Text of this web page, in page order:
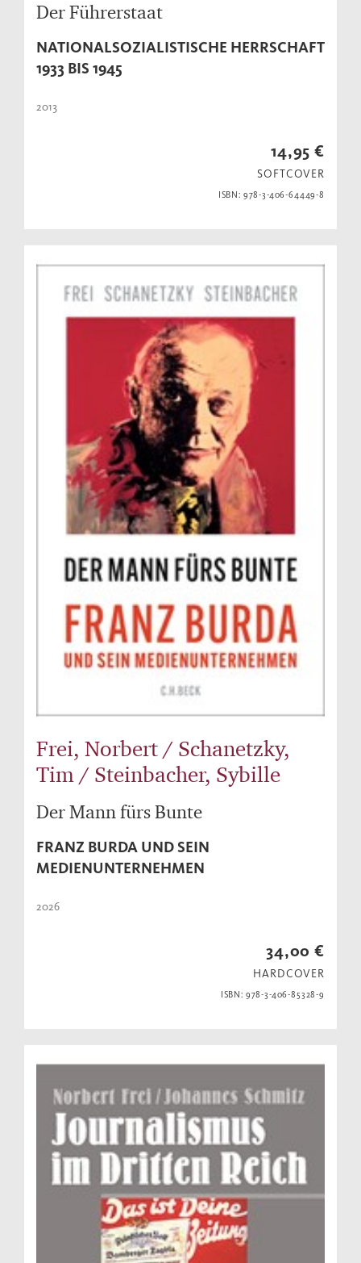
Der Führerstaat
NATIONALSOZIALISTISCHE HERRSCHAFT
1933 BIS 1945
2013
14,95 €
SOFTCOVER
ISBN: 978-3-406-64449-8
Frei, Norbert / Schanetzky,
Tim / Steinbacher, Sybille
Der Mann fürs Bunte
FRANZ BURDA UND SEIN
MEDIENUNTERNEHMEN
2026
34,00 €
HARDCOVER
ISBN: 978-3-406-85328-9